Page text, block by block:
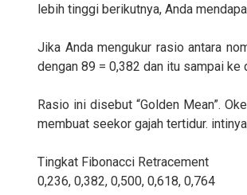
lebih tinggi berikutnya, Anda
Jika Anda mengukur rasio antara
dengan 89 = 0,382 dan itu sampai
Rasio ini disebut “Golden Mean”.
membuat seekor gajah tertidur.
Tingkat Fibonacci Retracement
0,236, 0,382, 0,500, 0,618, 0,764